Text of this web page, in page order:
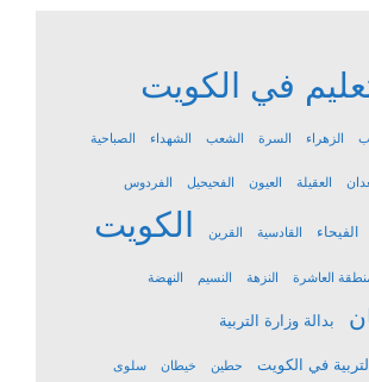
في الكويت
الزهراء السرة الشعب الشهداء الصباحية
العقيلة العيون الفحيحيل الفردوس
الفيحاء القادسية القرين الكويت
العاشرة النزهة النسيم النهضة
بدالة وزارة التربية
في الكويت حطين خيطان سلوى